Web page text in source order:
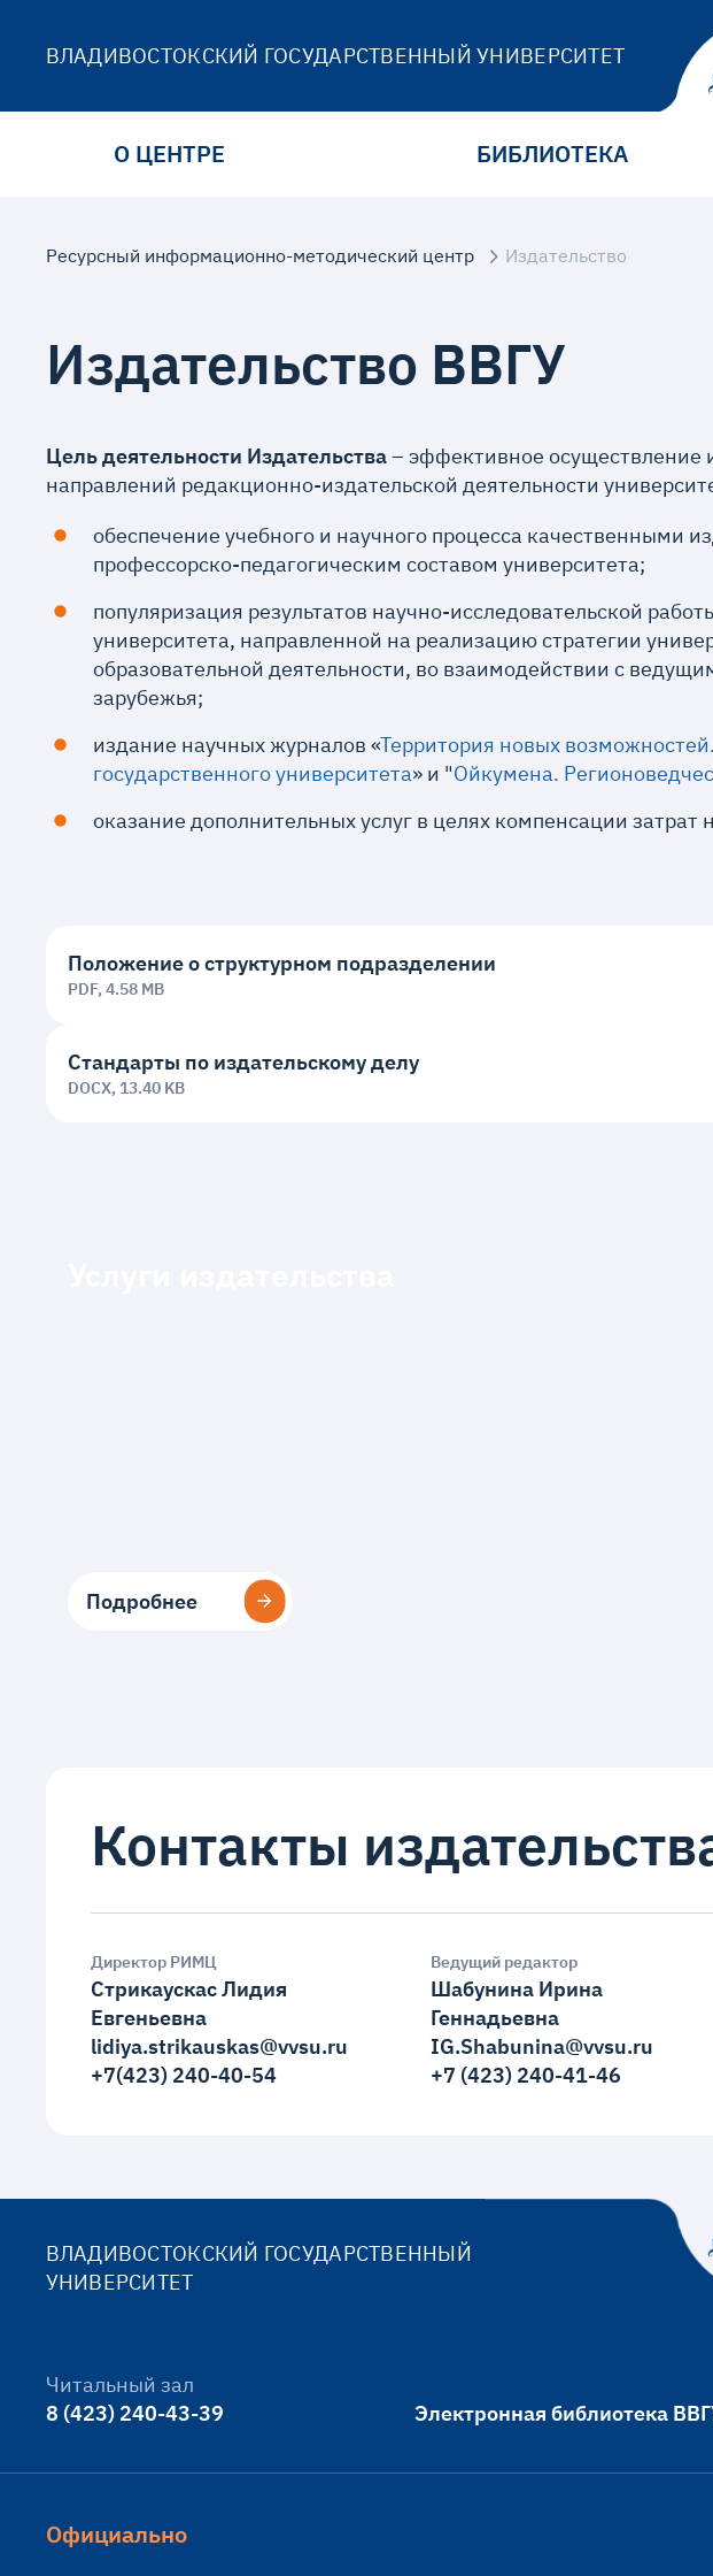
ВЛАДИВОСТОКСКИЙ ГОСУДАРСТВЕННЫЙ УНИВЕРСИТЕТ
О ЦЕНТРЕ БИБЛИОТЕКА
Ресурсный информационно-методический центр Издательство
Издательство ВВГУ
Цель деятельности Издательства– эффективное осуществление
направлений редакционно-издательской деятельности
обеспечение учебного и научного процесса качественными
профессорско-педагогическим составом университета;
популяризация результатов научно-исследовательской
университета, направленной на реализацию стратегии
образовательной деятельности, во взаимодействии с
зарубежья;
издание научных журналов «Территория новых
государственного университета» и "Ойкумена.
оказание дополнительных услуг в целях компенсации затрат
Положение о структурном подразделении
PDF, 4.58 MB
Стандарты по издательскому делу
DOCX, 13.40 KB
Подробнее
Подробнее
Контакты
Директор РИМЦ
Стрикаускас Лидия
Евгеньевна
lidiya.strikauskas@vvsu.ru
+7(423) 240-40-54
Ведущий редактор
Шабунина Ирина
Геннадьевна
IG.Shabunina@vvsu.ru
+7 (423) 240-41-46
ВЛАДИВОСТОКСКИЙ ГОСУДАРСТВЕННЫЙ
УНИВЕРСИТЕТ
Читальный зал
8 (423) 240-43-39
Электронная библиотека
Официально